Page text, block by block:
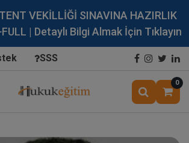
VEKİLLİĞİ SINAVINA HAZIRLIK
| Detaylı Bilgi Almak İçin Tıklayın
SSS
0